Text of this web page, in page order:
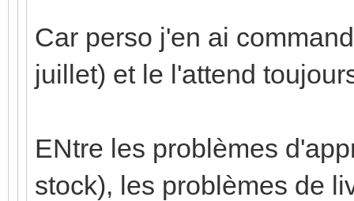
Car perso j'en ai
juillet) et le l'attend
ENtre les problèmes
stock), les problèmes de